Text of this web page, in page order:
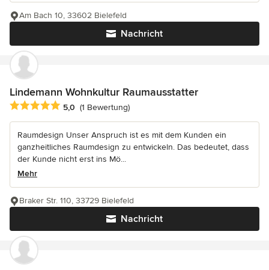
Nachricht
Am Bach 10, 33602 Bielefeld
Lindemann Wohnkultur Raumausstatter
Durchschnittliche Bewertung: 5 von 5 Sternen
5,0 (1 Bewertung)
Raumdesign Unser Anspruch ist es mit dem Kunden ein
ganzheitliches Raumdesign zu entwickeln. Das bedeutet, dass
der Kunde nicht erst ins Mö...
Mehr
Nachricht
Braker Str. 110, 33729 Bielefeld